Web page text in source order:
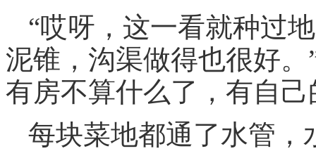
“哎呀，这一看就种过
泥锥，沟渠做得也很好
有房不算什么了，有自
每块菜地都通了水管，